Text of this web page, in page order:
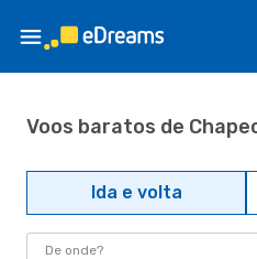
Voos baratos de
Ida e volta
De onde?